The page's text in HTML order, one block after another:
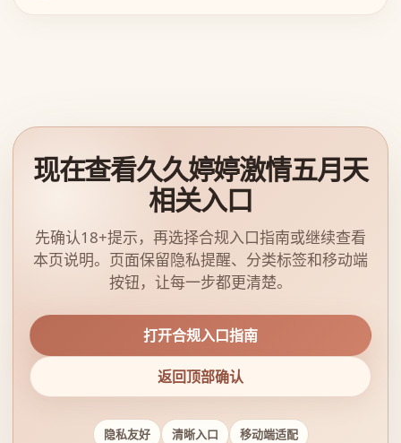
现在查看久久婷婷激情五月天
相关入口
先确认18+提示，再选择合规入口指南或继续查看
本页说明。页面保留隐私提醒、分类标签和移动端
按钮，让每一步都更清楚。
打开合规入口指南
返回顶部确认
隐私友好 清晰入口 移动端适配